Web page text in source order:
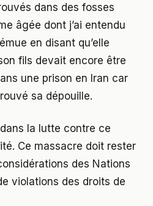
dans des fosses
âgée dont j’ai entendu
en disant qu’elle
fils devait encore être
une prison en Iran car
sa dépouille.
la lutte contre ce
Ce massacre doit rester
des Nations
violations des droits de